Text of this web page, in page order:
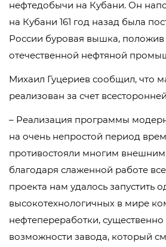
нефтедобычи на Кубани. Он
на Кубани 161 год назад была
России буровая вышка,
отечественной нефтяной
Михаил Гуцериев сообщил, что
реализован за счет
– Реализация программы
на очень непростой период
противостояли многим
благодаря слаженной работе
проекта нам удалось запустить
высокотехнологичных в мире
нефтепереработки,
возможности завода, который